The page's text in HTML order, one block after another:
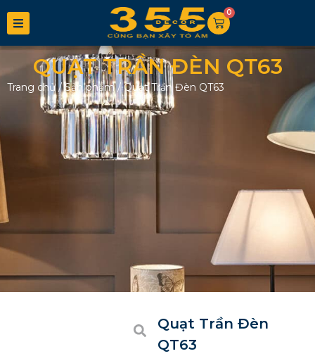
0
QUẠT TRẦN ĐÈN QT63
Trang chủ/Sản phẩm/Quạt Trần Đèn QT63
Quạt Trần Đèn
QT63